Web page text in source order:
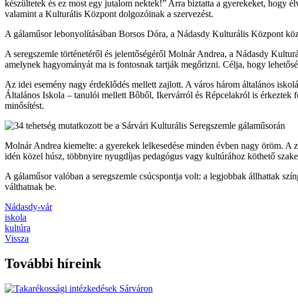
készültetek és ez most egy jutalom nektek!” Arra biztatta a gyerekeket, hogy
valamint a Kulturális Központ dolgozóinak a szervezést.
A gálaműsor lebonyolításában Borsos Dóra, a Nádasdy Kulturális Központ
A seregszemle történetéről és jelentőségéről Molnár Andrea, a Nádasdy
amelynek hagyományát ma is fontosnak tartják megőrizni. Célja, hogy
Az idei esemény nagy érdeklődés mellett zajlott. A város három általános
Általános Iskola – tanulói mellett Bőből, Ikervárról és Répcelakról is
minősítést.
Molnár Andrea kiemelte: a gyerekek lelkesedése minden évben nagy öröm.
idén közel húsz, többnyire nyugdíjas pedagógus vagy kultúrához köthető
A gálaműsor valóban a seregszemle csúcspontja volt: a legjobbak állhattak
válthatnak be.
Nádasdy-vár
iskola
kultúra
Vissza
További híreink